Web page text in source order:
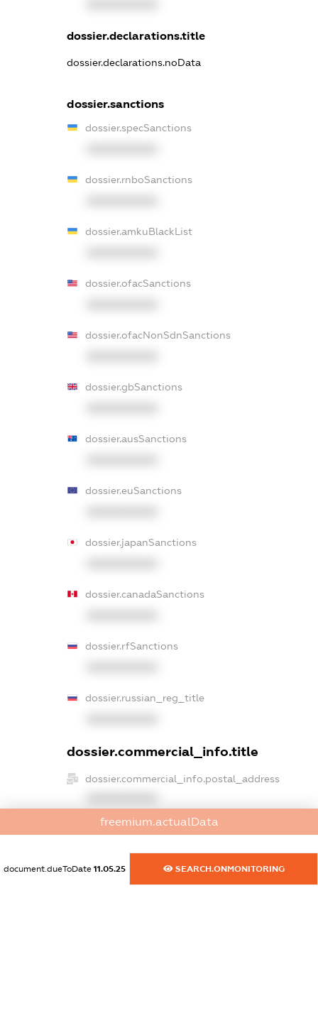
dossier.declarations.title
dossier.declarations.noData
dossier.sanctions
dossier.specSanctions
dossier.rnboSanctions
dossier.amkuBlackList
dossier.ofacSanctions
dossier.ofacNonSdnSanctions
dossier.gbSanctions
dossier.ausSanctions
dossier.euSanctions
dossier.japanSanctions
dossier.canadaSanctions
dossier.rfSanctions
dossier.russian_reg_title
dossier.commercial_info.title
dossier.commercial_info.postal_address
dossier.commercial_info.phone
freemium.actualData
document.dueToDate 11.05.25 SEARCH.ONMONITORING